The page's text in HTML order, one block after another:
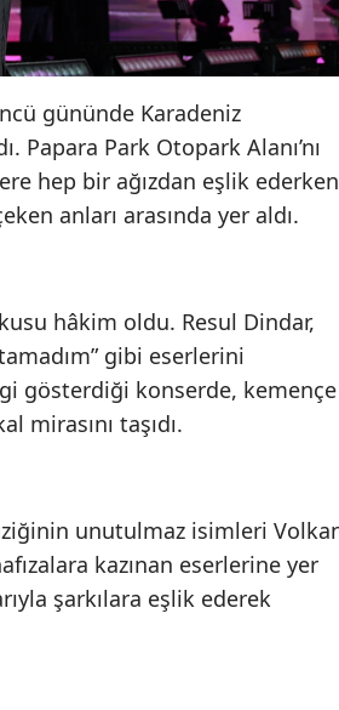
gününde Karadeniz
Papara Park Otopark Alanı’nı
hep bir ağızdan eşlik
anları arasında yer aldı.
hâkim oldu. Resul Dindar,
gibi eserlerini
gösterdiği konserde, kemençe
mirasını taşıdı.
unutulmaz isimleri
kazınan eserlerine yer
şarkılara eşlik ederek